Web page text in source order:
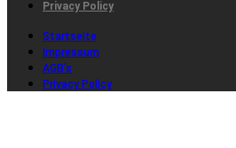
Privacy Policy
Startseite
Impressum
AGB’s
Privacy Policy